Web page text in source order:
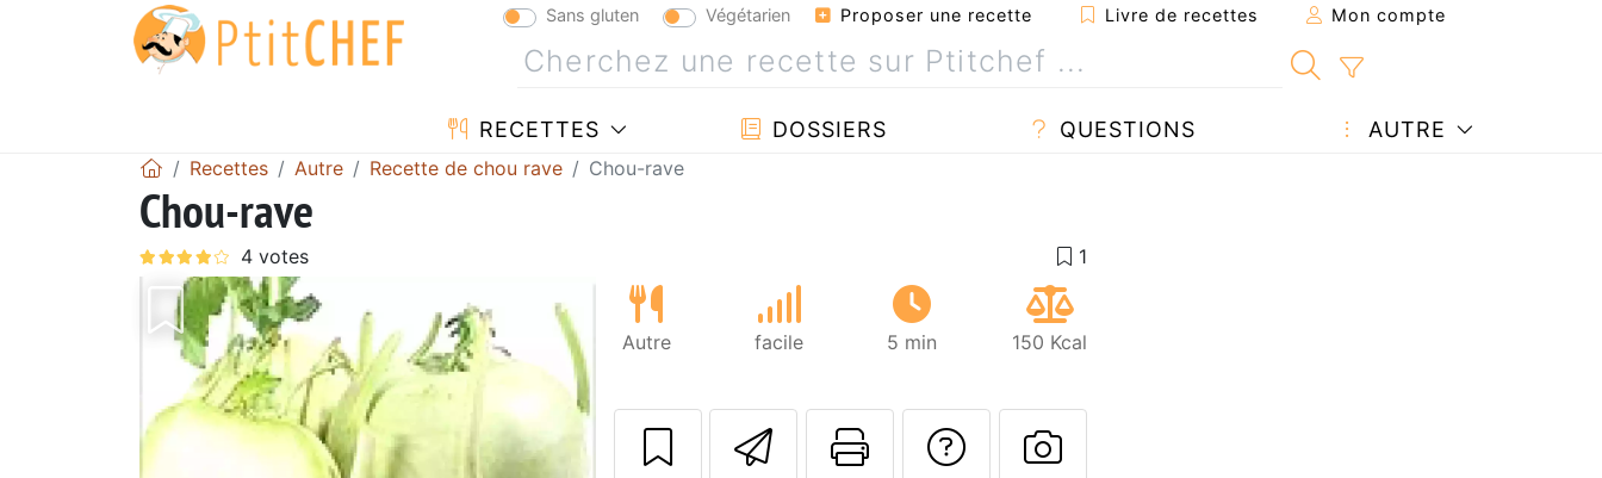
Sans gluten Végétarien Proposer une recette Livre de recettes Mon compte
RECETTES DOSSIERS QUESTIONS AUTRE
Recettes Autre Recette de chou rave Chou-rave
Chou-rave
Autre facile 5 min 150 Kcal
Envoyer cette recette à un ami
Imprimer cette page
Poser une question à l'auteur